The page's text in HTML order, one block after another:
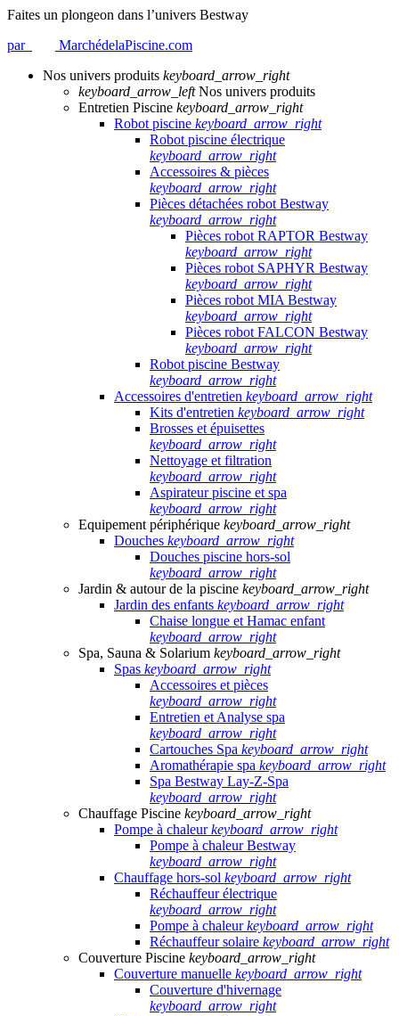
Faites un plongeon dans l’univers Bestway
par
MarchédelaPiscine.com
Nos univers produits keyboard_arrow_right
keyboard_arrow_left Nos univers produits
Entretien Piscine keyboard_arrow_right
Robot piscine keyboard_arrow_right
Robot piscine électrique
keyboard_arrow_right
Accessoires & pièces
keyboard_arrow_right
Pièces détachées robot Bestway
keyboard_arrow_right
Pièces robot RAPTOR Bestway
keyboard_arrow_right
Pièces robot SAPHYR Bestway
keyboard_arrow_right
Pièces robot MIA Bestway
keyboard_arrow_right
Pièces robot FALCON Bestway
keyboard_arrow_right
Robot piscine Bestway
keyboard_arrow_right
Accessoires d'entretien keyboard_arrow_right
Kits d'entretien keyboard_arrow_right
Brosses et épuisettes
keyboard_arrow_right
Nettoyage et filtration
keyboard_arrow_right
Aspirateur piscine et spa
keyboard_arrow_right
Equipement périphérique keyboard_arrow_right
Douches keyboard_arrow_right
Douches piscine hors-sol
keyboard_arrow_right
Jardin & autour de la piscine keyboard_arrow_right
Jardin des enfants keyboard_arrow_right
Chaise longue et Hamac enfant
keyboard_arrow_right
Spa, Sauna & Solarium keyboard_arrow_right
Spas keyboard_arrow_right
Accessoires et pièces
keyboard_arrow_right
Entretien et Analyse spa
keyboard_arrow_right
Cartouches Spa keyboard_arrow_right
Aromathérapie spa keyboard_arrow_right
Spa Bestway Lay-Z-Spa
keyboard_arrow_right
Chauffage Piscine keyboard_arrow_right
Pompe à chaleurkeyboard_arrow_right
Pompe à chaleur Bestway
keyboard_arrow_right
Chauffage hors-sol keyboard_arrow_right
Réchauffeur électrique
keyboard_arrow_right
Pompe à chaleurkeyboard_arrow_right
Réchauffeur solaire keyboard_arrow_right
Couverture Piscine keyboard_arrow_right
Couverture manuelle keyboard_arrow_right
Couverture d'hivernage
keyboard_arrow_right